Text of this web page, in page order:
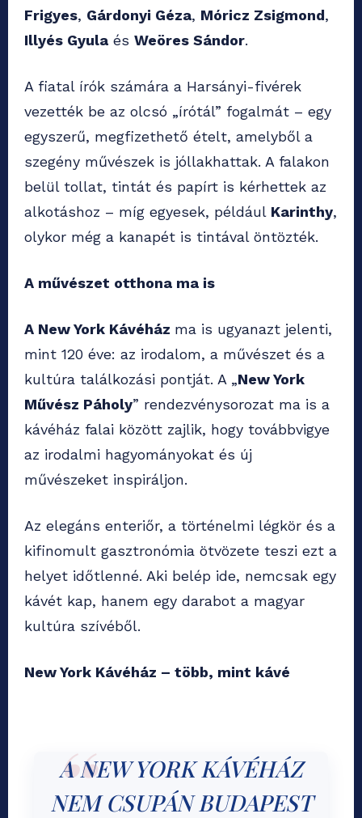
Frigyes, Gárdonyi Géza, Móricz Zsigmond,
Illyés Gyula és Weöres Sándor.
A fiatal írók számára a Harsányi-fivérek
vezették be az olcsó „írótál” fogalmát – egy
egyszerű, megfizethető ételt, amelyből a
szegény művészek is jóllakhattak. A falakon
belül tollat, tintát és papírt is kérhettek az
alkotáshoz – míg egyesek, például Karinthy,
olykor még a kanapét is tintával öntözték.
A művészet otthona ma is
A New York Kávéház ma is ugyanazt jelenti,
mint 120 éve: az irodalom, a művészet és a
kultúra találkozási pontját. A „New York
Művész Páholy” rendezvénysorozat ma is a
kávéház falai között zajlik, hogy továbbvigye
az irodalmi hagyományokat és új
művészeket inspiráljon.
Az elegáns enteriőr, a történelmi légkör és a
kifinomult gasztronómia ötvözete teszi ezt a
helyet időtlenné. Aki belép ide, nemcsak egy
kávét kap, hanem egy darabot a magyar
kultúra szívéből.
New York Kávéház – több, mint kávé
A NEW YORK KÁVÉHÁZ
NEM CSUPÁN BUDAPEST